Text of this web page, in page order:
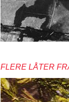
FLERE LÅTER